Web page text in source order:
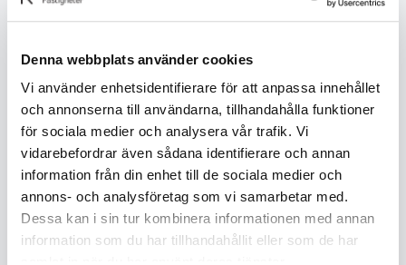
Denna webbplats använder cookies
Vi använder enhetsidentifierare för att anpassa innehållet
och annonserna till användarna, tillhandahålla funktioner
för sociala medier och analysera vår trafik. Vi
vidarebefordrar även sådana identifierare och annan
information från din enhet till de sociala medier och
annons- och analysföretag som vi samarbetar med.
Dessa kan i sin tur kombinera informationen med annan
information som du har tillhandahållit eller som de har
Uthyrning och förvaltning
info@rosendalfastigheter.se